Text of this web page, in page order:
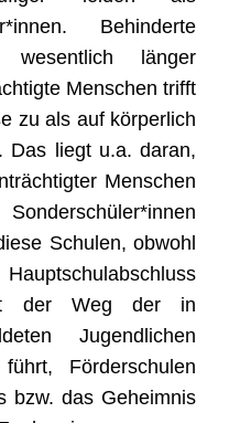
Behinderte
länger
Menschen trifft
zu als auf körperlich
Das liegt u.a. daran,
Menschen
Schulen, obwohl
der Weg der in
Jugendlichen
Förderschulen
bzw. das Geheimnis